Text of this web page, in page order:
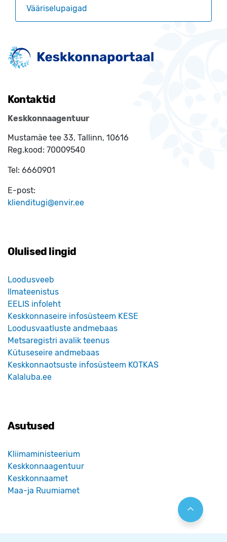
Vääriselupaigad
Kontaktid
Keskkonnaagentuur
Mustamäe tee 33, Tallinn, 10616
Reg.kood: 70009540
Tel: 6660901
E-post:
klienditugi@envir.ee
Olulised lingid
Loodusveeb
Ilmateenistus
EELIS infoleht
Keskkonnaseire infosüsteem KESE
Loodusvaatluste andmebaas
Metsaregistri avalik teenus
Kütuseseire andmebaas
Keskkonnaotsuste infosüsteem KOTKAS
Kalaluba.ee
Asutused
Kliimaministeerium
Keskkonnaagentuur
Keskkonnaamet
Maa-ja Ruumiamet